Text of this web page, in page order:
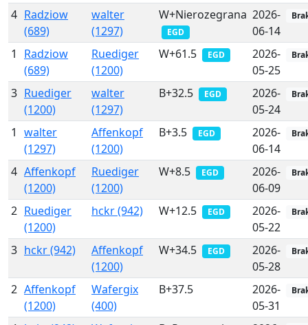
4 Radziow
(689)
walter
(1297)
W+Nierozegrana
EGD
2026-
06-14
1
Radziow
(689)
Ruediger
(1200)
W+61.5 EGD
2026-
05-25
3 Ruediger
(1200)
walter
(1297)
B+32.5 EGD
2026-
05-24
1 walter
(1297)
Affenkopf
(1200)
B+3.5 EGD
2026-
06-14
4 Affenkopf
(1200)
Ruediger
(1200)
W+8.5 EGD
2026-
06-09
2 Ruediger
(1200)
hckr (942) W+12.5 EGD
2026-
05-22
3 hckr (942)
Affenkopf
(1200)
W+34.5 EGD
2026-
05-28
2 Affenkopf
(1200)
Wafergix
(400)
B+37.5
2026-
05-31